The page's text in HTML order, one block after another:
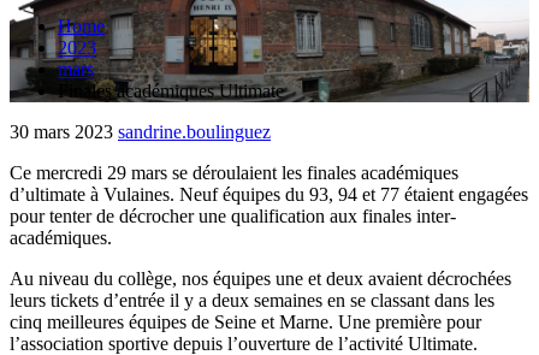
Home
2023
mars
Finales académiques Ultimate
30 mars 2023 sandrine.boulinguez
Ce mercredi 29 mars se déroulaient les finales académiques
d’ultimate à Vulaines. Neuf équipes du 93, 94 et 77 étaient engagées
pour tenter de décrocher une qualification aux finales inter-
académiques.
Au niveau du collège, nos équipes une et deux avaient décrochées
leurs tickets d’entrée il y a deux semaines en se classant dans les
cinq meilleures équipes de Seine et Marne. Une première pour
l’association sportive depuis l’ouverture de l’activité Ultimate.